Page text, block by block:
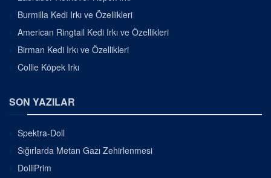
Burmilla Kedi Irkı ve Özellikleri
American Ringtail Kedi Irkı ve Özellikleri
Birman Kedi Irkı ve Özellikleri
Collie Köpek Irkı
SON YAZILAR
Spektra-Doll
Sığırlarda Metan Gazı Zehirlenmesi
DolliPrim